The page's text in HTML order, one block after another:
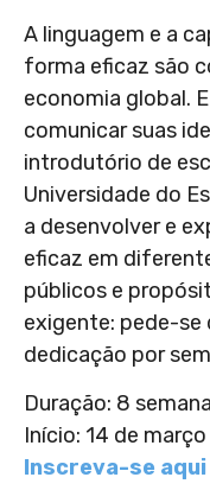
A linguagem e a
forma eficaz são
economia global.
comunicar suas
introdutório de
Universidade do
a desenvolver e
eficaz em
públicos e
exigente: pede-se
dedicação por
Duração: 8
Início: 14 de
Inscreva-se aqui